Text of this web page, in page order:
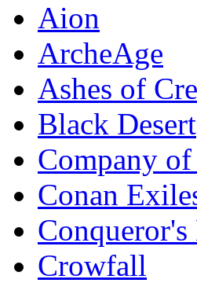
Aion
ArcheAge
Ashes of
Black Desert
Company of
Conan
Conqueror's
Crowfall